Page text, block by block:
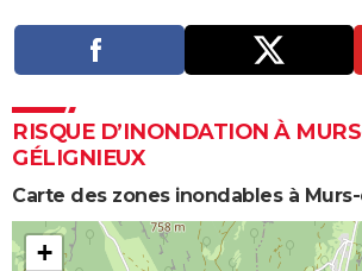
AVIS DE DÉCÈS
FORUM
Bricolage
Lifestyle
Culture
Sport
Auto
Television
Voyage
Cinema
RISQUE D’INONDATION À
GÉLIGNIEUX
Carte des zones inondables à
+